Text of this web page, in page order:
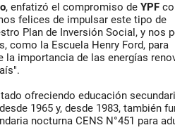
, enfatizó el compromiso de YPF
felices de impulsar este tipo de
Plan de Inversión Social, y nos
como la Escuela Henry Ford, para
importancia de las energías
ofreciendo educación
1965 y, desde 1983, también
nocturna CENS N°451 para